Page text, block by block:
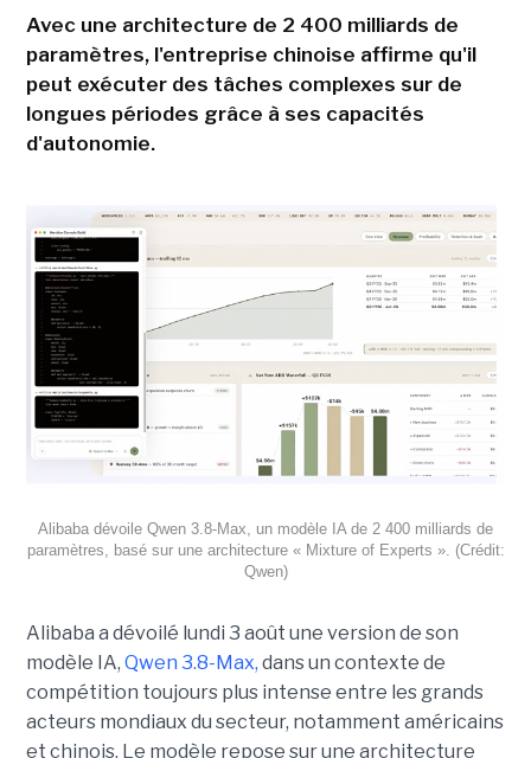
Avec une architecture de 2 400 milliards de
paramètres, l'entreprise chinoise affirme qu'il
peut exécuter des tâches complexes sur de
longues périodes grâce à ses capacités
d'autonomie.
Alibaba dévoile Qwen 3.8-Max, un modèle IA de 2 400 milliards de
paramètres, basé sur une architecture « Mixture of Experts ». (Crédit:
Qwen)
Alibaba a dévoilé lundi 3 août une version de son
modèle IA, Qwen 3.8-Max, dans un contexte de
compétition toujours plus intense entre les grands
acteurs mondiaux du secteur, notamment américains
et chinois. Le modèle repose sur une architecture